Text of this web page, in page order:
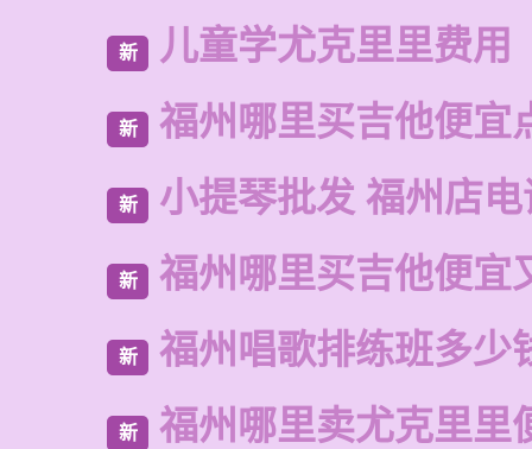
新 儿童学尤克里里费用
新 福州哪里买吉他便宜
新 小提琴批发 福州店
新 福州哪里买吉他便宜
新 福州唱歌排练班多少
新 福州哪里卖尤克里里